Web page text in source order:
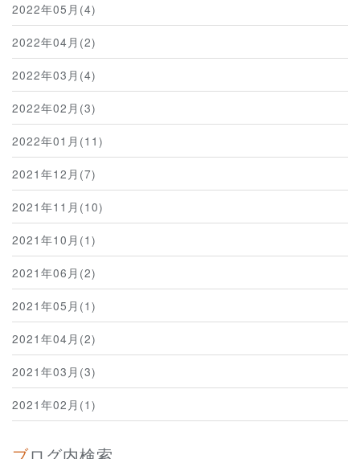
2022年05月(4)
2022年04月(2)
2022年03月(4)
2022年02月(3)
2022年01月(11)
2021年12月(7)
2021年11月(10)
2021年10月(1)
2021年06月(2)
2021年05月(1)
2021年04月(2)
2021年03月(3)
2021年02月(1)